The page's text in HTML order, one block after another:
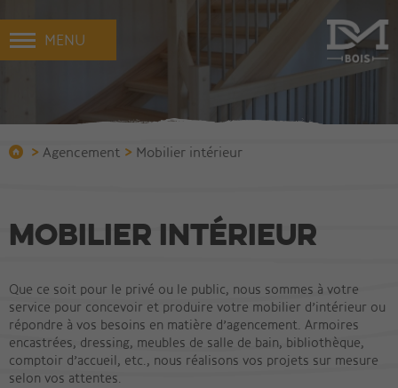
MENU
> Agencement > Mobilier intérieur
Mobilier intérieur
Que ce soit pour le privé ou le public, nous sommes à votre
service pour concevoir et produire votre mobilier d’intérieur ou
répondre à vos besoins en matière d’agencement. Armoires
encastrées, dressing, meubles de salle de bain, bibliothèque,
comptoir d’accueil, etc., nous réalisons vos projets sur mesure
selon vos attentes.